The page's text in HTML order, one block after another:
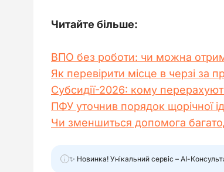
Читайте більше:
ВПО без роботи: чи можна
Як перевірити місце в черзі
Субсидії-2026: кому
ПФУ уточнив порядок щорічної
Чи зменшиться допомога
✨ Новинка! Унікальний сервіс – АІ-